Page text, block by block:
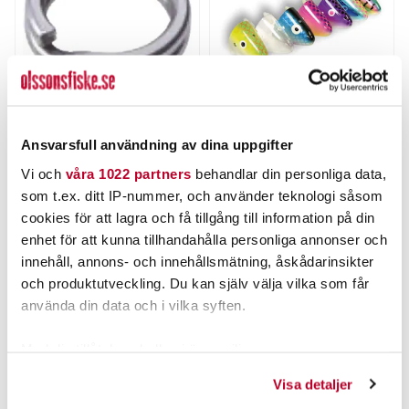
Ansvarsfull användning av dina uppgifter
Vi och våra 1022 partners behandlar din personliga data,
som t.ex. ditt IP-nummer, och använder teknologi såsom
cookies för att lagra och få tillgång till information på din
enhet för att kunna tillhandahålla personliga annonser och
innehåll, annons- och innehållsmätning, åskådarinsikter
och produktutveckling. Du kan själv välja vilka som får
använda din data och i vilka syften.
Visa detaljer
BFT Fjäderringar Rostfri
Nuvarande pris:
39,00 krTidigare pris:
49,00 kr
39,00 kr
49,00 kr
LÄS MER
Rhino Baitholder Medium
Pris:105,00 kr
105,00 kr
LÄS MER